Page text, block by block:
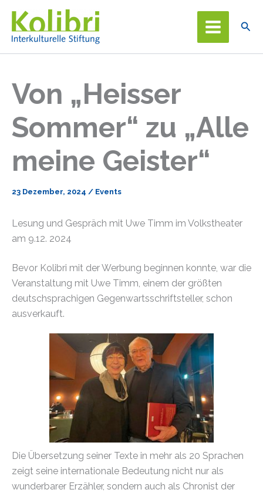
Inhalt
springen
Von „Heisser
Sommer“ zu „Alle
meine Geister“
23 Dezember, 2024 / Events
Lesung und Gespräch mit Uwe Timm im Volkstheater
am 9.12. 2024
Bevor Kolibri mit der Werbung beginnen konnte, war die
Veranstaltung mit Uwe Timm, einem der größten
deutschsprachigen Gegenwartsschriftsteller, schon
ausverkauft.
Die Übersetzung seiner Texte in mehr als 20 Sprachen
zeigt seine internationale Bedeutung nicht nur als
wunderbarer Erzähler, sondern auch als Chronist der